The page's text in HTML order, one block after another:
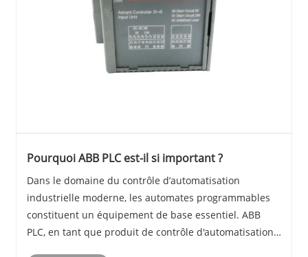
Pourquoi ABB PLC est-il si important ?
Dans le domaine du contrôle d’automatisation
industrielle moderne, les automates programmables
constituent un équipement de base essentiel. ABB
PLC, en tant que produit de contrôle d'automatisation